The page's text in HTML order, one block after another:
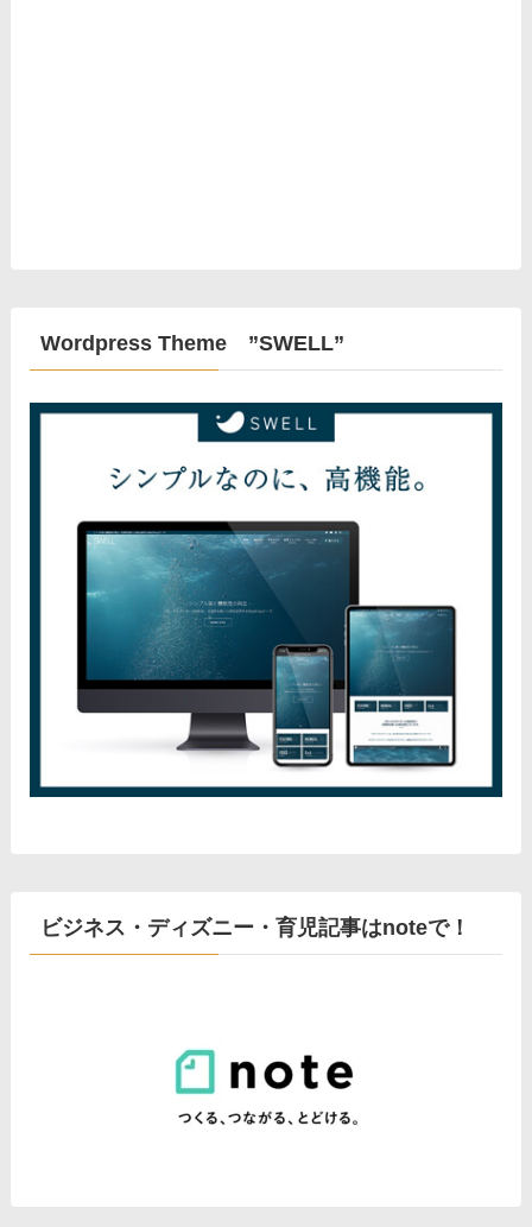
Wordpress Theme ”SWELL”
ビジネス・ディズニー・育児記事はnoteで！